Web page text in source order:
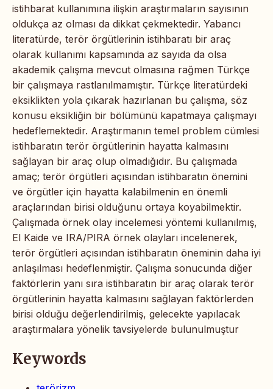
istihbarat kullanımına ilişkin araştırmaların sayısının
oldukça az olması da dikkat çekmektedir. Yabancı
literatürde, terör örgütlerinin istihbaratı bir araç
olarak kullanımı kapsamında az sayıda da olsa
akademik çalışma mevcut olmasına rağmen Türkçe
bir çalışmaya rastlanılmamıştır. Türkçe literatürdeki
eksiklikten yola çıkarak hazırlanan bu çalışma, söz
konusu eksikliğin bir bölümünü kapatmaya çalışmayı
hedeflemektedir. Araştırmanın temel problem cümlesi
istihbaratın terör örgütlerinin hayatta kalmasını
sağlayan bir araç olup olmadığıdır. Bu çalışmada
amaç; terör örgütleri açısından istihbaratın önemini
ve örgütler için hayatta kalabilmenin en önemli
araçlarından birisi olduğunu ortaya koyabilmektir.
Çalışmada örnek olay incelemesi yöntemi kullanılmış,
El Kaide ve IRA/PIRA örnek olayları incelenerek,
terör örgütleri açısından istihbaratın öneminin daha iyi
anlaşılması hedeflenmiştir. Çalışma sonucunda diğer
faktörlerin yanı sıra istihbaratın bir araç olarak terör
örgütlerinin hayatta kalmasını sağlayan faktörlerden
birisi olduğu değerlendirilmiş, gelecekte yapılacak
araştırmalara yönelik tavsiyelerde bulunulmuştur
Keywords